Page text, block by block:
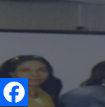
al
contenido